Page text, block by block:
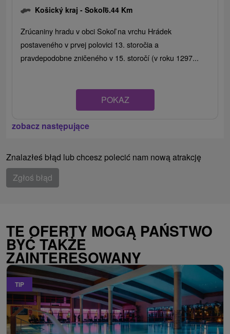
Košický kraj -Sokoľ6.44 Km
Zrúcaniny hradu v obci Sokoľ na vrchu Hrádek
postaveného v prvej polovici 13. storočia a
pravdepodobne zničeného v 15. storočí (v roku 1297...
POKAZ
zobacz następujące
Znalazłeś błąd lub chcesz polecić nam nową atrakcję
Zgłoś błąd
TE OFERTY MOGĄ PAŃSTWO
BYĆ TAKŻE
ZAINTERESOWANY
TIP